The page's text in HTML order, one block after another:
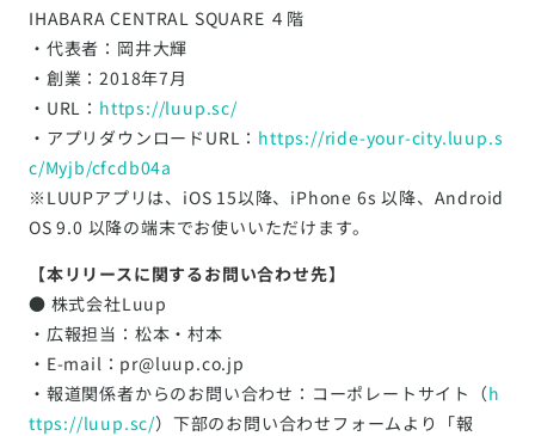
IHABARA CENTRAL SQUARE ４階
・代表者：岡井大輝
・創業：2018年7月
・URL： https://luup.sc/
・アプリダウンロードURL： https://ride-your-city.luup.s
c/Myjb/cfcdb04a
※LUUPアプリは、iOS 15以降、iPhone 6s 以降、Android
OS 9.0 以降の端末でお使いいただけます。
【本リリースに関するお問い合わせ先】
● 株式会社Luup
・広報担当：松本・村本
・E-mail：pr@luup.co.jp
・報道関係者からのお問い合わせ：コーポレートサイト（h
ttps://luup.sc/）下部のお問い合わせフォームより「報